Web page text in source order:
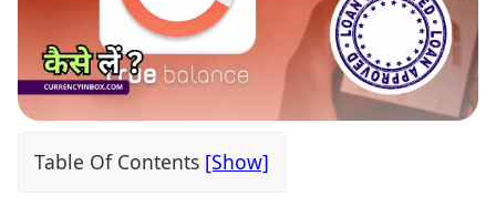
Table Of Contents